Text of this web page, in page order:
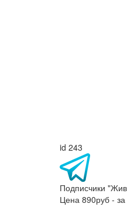
id 243
Подписчики
Цена 890руб -